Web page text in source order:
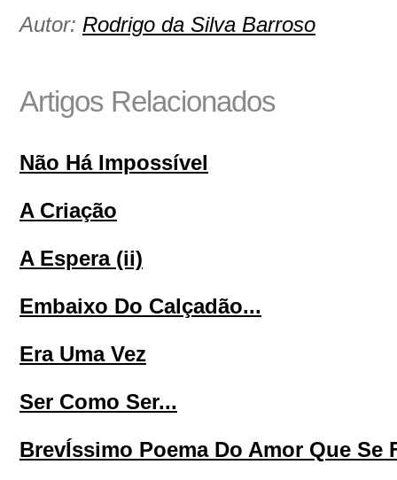
Autor: Rodrigo da Silva Barroso
Artigos Relacionados
Não Há Impossível
A Criação
A Espera (ii)
Embaixo Do Calçadão...
Era Uma Vez
Ser Como Ser...
BrevÍssimo Poema Do Amor Que Se